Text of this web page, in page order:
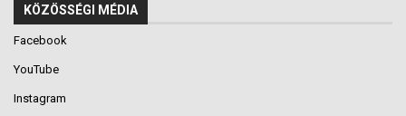
KÖZÖSSÉGI MÉDIA
Facebook
YouTube
Instagram